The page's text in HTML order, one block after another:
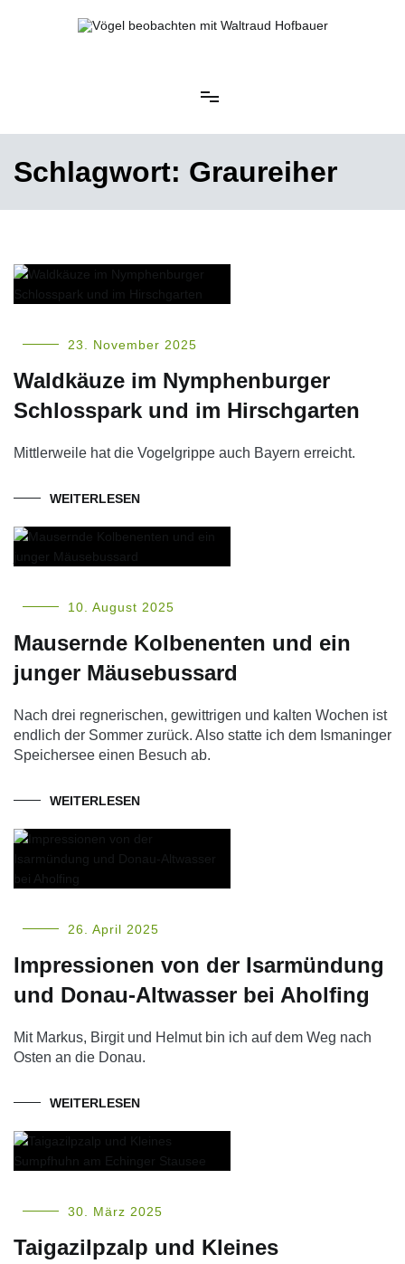
Schlagwort: Graureiher
23. November 2025
Waldkäuze im Nymphenburger
Schlosspark und im Hirschgarten
Mittlerweile hat die Vogelgrippe auch Bayern erreicht.
WEITERLESEN
10. August 2025
Mausernde Kolbenenten und ein
junger Mäusebussard
Nach drei regnerischen, gewittrigen und kalten Wochen ist
endlich der Sommer zurück. Also statte ich dem Ismaninger
Speichersee einen Besuch ab.
WEITERLESEN
26. April 2025
Impressionen von der Isarmündung
und Donau-Altwasser bei Aholfing
Mit Markus, Birgit und Helmut bin ich auf dem Weg nach
Osten an die Donau.
WEITERLESEN
30. März 2025
Taigazilpzalp und Kleines